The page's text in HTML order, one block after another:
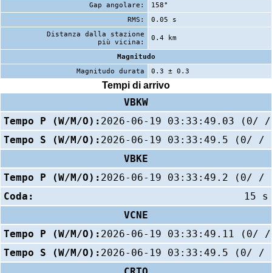
Gap angolare:
158°
RMS:
0.05 s
Distanza dalla stazione
più vicina:
0.4 km
Magnitudo
Magnitudo durata
0.3 ± 0.3
Tempi di arrivo
VBKW
Tempo P (W/M/O): 2026-06-19 03:33:49.03 (0/
Tempo S (W/M/O): 2026-06-19 03:33:49.5 (0/ /
VBKE
Tempo P (W/M/O): 2026-06-19 03:33:49.2 (0/ /
Coda:
15 s
VCNE
Tempo P (W/M/O): 2026-06-19 03:33:49.11 (0/
Tempo S (W/M/O): 2026-06-19 03:33:49.5 (0/ /